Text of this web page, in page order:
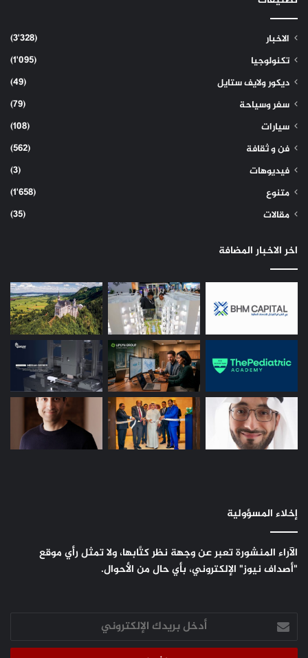
الاخبار
(3٬328)
تكنولوجيا
(1٬095)
ديكور ولايف ستايل
(49)
سفر وسياحة
(79)
سيارات
(108)
فن و ثقافة
(562)
فيديوهات
(3)
متنوع
(1٬658)
مقالات
(35)
اخر الاخبار المضافة
إخلاء المسؤولية
الآراء المنشورة تعبر عن وجهة نظر كتَّابها، ولا تمثل رأي موقع
"أصداف نيوز" الإلكتروني، بأي حال من الأحوال.
أدخل
بريدك
الإلكتروني